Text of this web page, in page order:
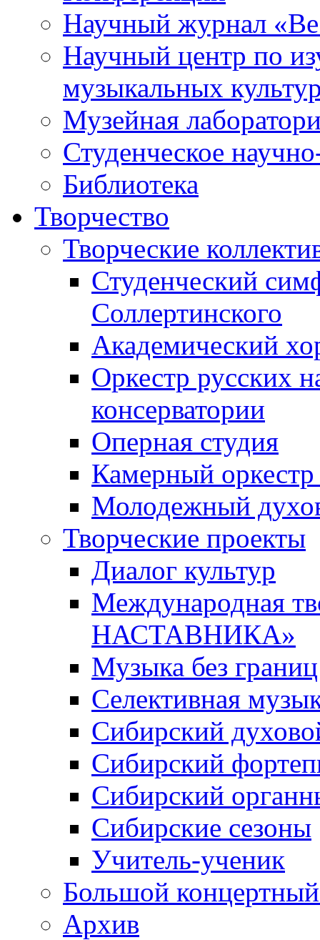
Научный журнал
Научный центр по
музыкальных
Музейная
Студенческое
Библиотека
Творчество
Творческие
Студенческий
Соллертинского
Академический
Оркестр русских
консерватории
Оперная студия
Камерный оркестр
Молодежный
Творческие проекты
Диалог культур
Международная
НАСТАВНИКА»
Музыка без границ
Селективная
Сибирский
Сибирский
Сибирский
Сибирские сезоны
Учитель-ученик
Большой концертный
Архив